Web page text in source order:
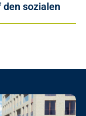
den sozialen